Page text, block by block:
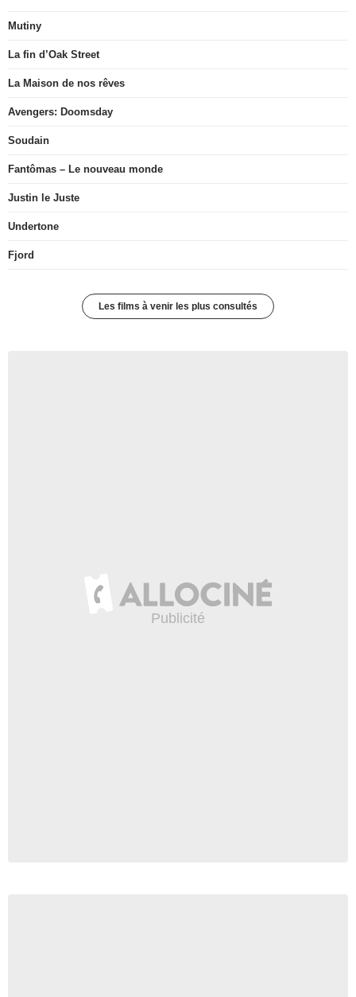
Mutiny
La fin d’Oak Street
La Maison de nos rêves
Avengers: Doomsday
Soudain
Fantômas – Le nouveau monde
Justin le Juste
Undertone
Fjord
Les films à venir les plus consultés